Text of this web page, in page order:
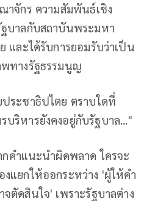
าจักร ความสัมพันธ์เชิง
บาลกับสถาบันพระมหา
และได้รับการยอมรับว่าเป็น
ทางรัฐธรรมนูญ
ระชาธิปไตย ตราบใดที่
บริหารยังคงอยู่กับรัฐบาล..."
กคำแนะนำผิดพลาด ใครจะ
แยกให้ออกระหว่าง 'ผู้ให้คำ
ตัดสินใจ' เพราะรัฐบาลต่าง